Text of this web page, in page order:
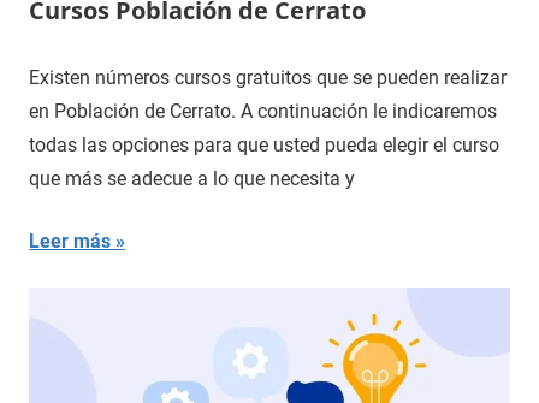
Cursos Población de Cerrato
Existen números cursos gratuitos que se pueden realizar
en Población de Cerrato. A continuación le indicaremos
todas las opciones para que usted pueda elegir el curso
que más se adecue a lo que necesita y
Leer más